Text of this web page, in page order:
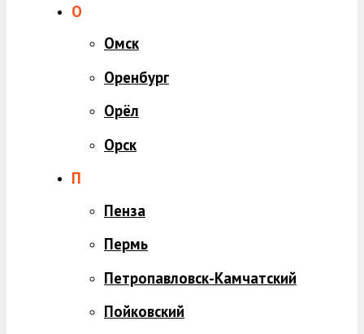
О
Омск
Оренбург
Орёл
Орск
П
Пенза
Пермь
Петропавловск-Камчатский
Пойковский